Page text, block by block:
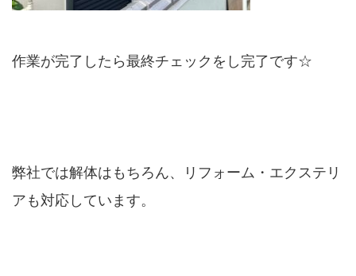
作業が完了したら最終チェックをし完了です☆
弊社では解体はもちろん、リフォーム・エクステリ
アも対応しています。